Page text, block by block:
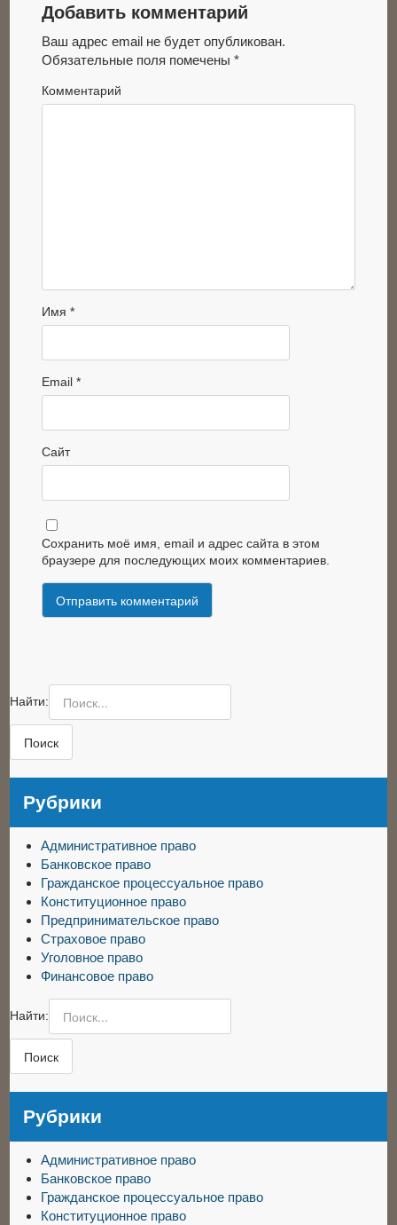
Добавить комментарий
Ваш адрес email не будет опубликован.
Обязательные поля помечены *
Комментарий
Имя *
Email *
Сайт
Сохранить моё имя, email и адрес сайта в этом
браузере для последующих моих комментариев.
Найти:
Рубрики
Административное право
Банковское право
Гражданское процессуальное право
Конституционное право
Предпринимательское право
Страховое право
Уголовное право
Финансовое право
Найти:
Рубрики
Административное право
Банковское право
Гражданское процессуальное право
Конституционное право